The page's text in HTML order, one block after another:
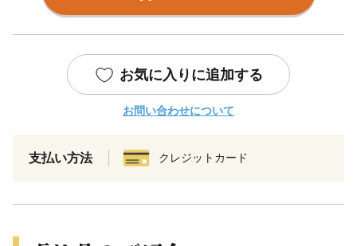
お気に入りに追加する
お問い合わせについて
支払い方法 クレジットカード